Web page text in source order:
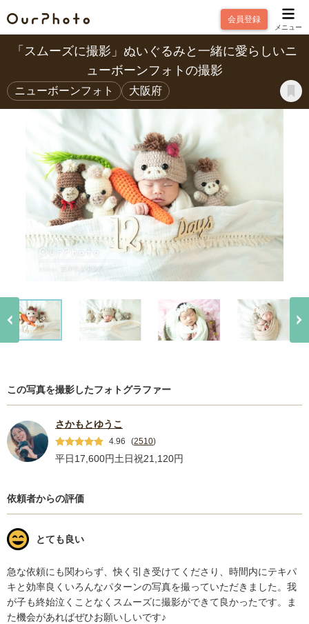
会員登録
メニュー
「スムーズに撮影」ぬいぐるみと一緒に愛らしいニ
ューボーンフォトの撮影
ニューボーンフォト 大阪府
この写真を撮影したフォトグラファー
さかもとゆうこ
4.96 (2510)
平日17,600円土日祝21,120円
依頼者からの評価
とても良い
急な依頼にも関わらず、快く引き受けてくださり、時間内にテキパ
キと効率良くいろんなパターンの写真を撮っていただきました。我
が子も終始泣くことなくスムーズに撮影ができて良かったです。ま
た機会があればぜひお願いしいです♪